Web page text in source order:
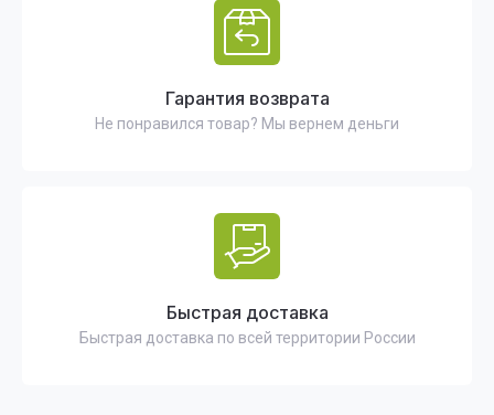
Гарантия возврата
Не понравился товар? Мы вернем деньги
Быстрая доставка
Быстрая доставка по всей территории России